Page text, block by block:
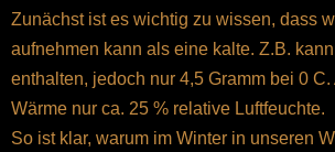
Zunächst ist es wichtig zu wissen, dass
aufnehmen kann als eine kalte. Z.B.
enthalten, jedoch nur 4,5 Gramm bei 0
Wärme nur ca. 25 % relative Luftfeuchte.
So ist klar, warum im Winter in unseren